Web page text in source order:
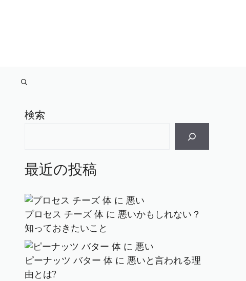
検索
最近の投稿
プロセス チーズ 体 に 悪いかもしれない？
知っておきたいこと
ピーナッツ バター 体 に 悪いと言われる理
由とは?